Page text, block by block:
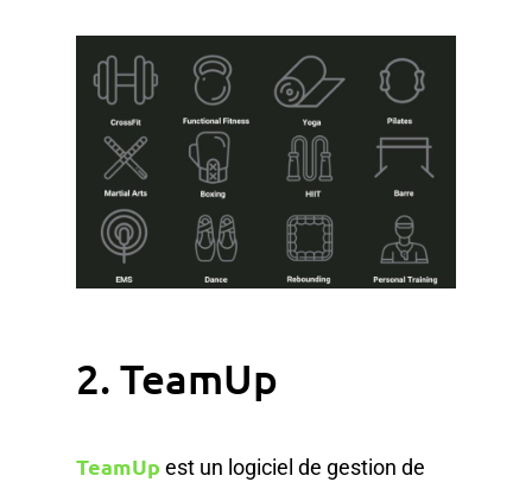
2. TeamUp
TeamUp est un logiciel de gestion de